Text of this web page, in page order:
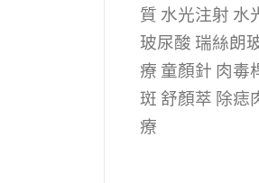
質 水光注射 水
玻尿酸 瑞絲朗
療 童顏針 肉毒
斑 舒顏萃 除痣
療